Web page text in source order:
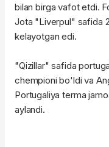
bilan birga vafot etdi.
Jota "Liverpul" safida
kelayotgan edi.
"Qizillar" safida
chempioni bo'ldi va
Portugaliya terma
aylandi.